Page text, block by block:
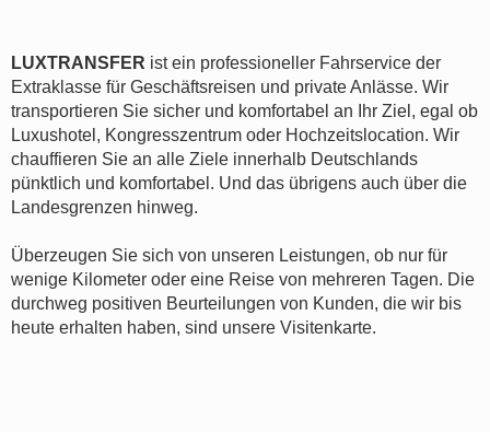
LUXTRANSFER ist ein professioneller Fahrservice der
Extraklasse für Geschäftsreisen und private Anlässe. Wir
transportieren Sie sicher und komfortabel an Ihr Ziel, egal ob
Luxushotel, Kongresszentrum oder Hochzeitslocation. Wir
chauffieren Sie an alle Ziele innerhalb Deutschlands
pünktlich und komfortabel. Und das übrigens auch über die
Landesgrenzen hinweg.
Überzeugen Sie sich von unseren Leistungen, ob nur für
wenige Kilometer oder eine Reise von mehreren Tagen. Die
durchweg positiven Beurteilungen von Kunden, die wir bis
heute erhalten haben, sind unsere Visitenkarte.